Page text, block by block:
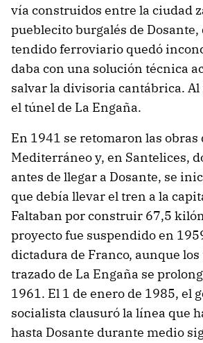
vía construidos entre la ciudad
pueblecito burgalés de Dosante,
tendido ferroviario quedó
daba con una solución técnica
salvar la divisoria cantábrica. Al
el túnel de La Engaña.
En 1941 se retomaron las
Mediterráneo y, en Santelices,
antes de llegar a Dosante, se
que debía llevar el tren a la
Faltaban por construir 67,5
proyecto fue suspendido en
dictadura de Franco, aunque
trazado de La Engaña se
1961. El 1 de enero de 1985, el
socialista clausuró la línea que
hasta Dosante durante medio